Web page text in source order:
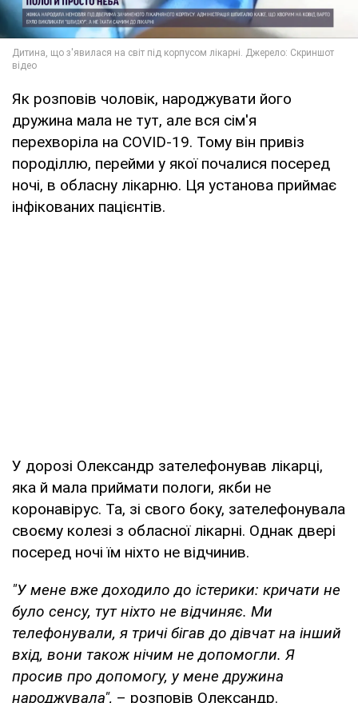
Як розповів чоловік, народжувати його
дружина мала не тут, але вся сім'я
перехворіла на COVID-19. Тому він привіз
породіллю, перейми у якої почалися посеред
ночі, в обласну лікарню. Ця установа приймає
інфікованих пацієнтів.
У дорозі Олександр зателефонував лікарці,
яка й мала приймати пологи, якби не
коронавірус. Та, зі свого боку, зателефонувала
своєму колезі з обласної лікарні. Однак двері
посеред ночі їм ніхто не відчинив.
"У мене вже доходило до істерики: кричати не
було сенсу, тут ніхто не відчиняє. Ми
телефонували, я тричі бігав до дівчат на інший
вхід, вони також нічим не допомогли. Я
просив про допомогу, у мене дружина
народжувала", – розповів Олександр.